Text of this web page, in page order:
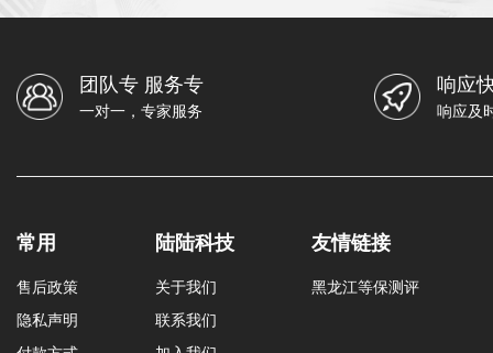
团队专 服务专
一对一，专家服务
响应
响应及
常用
售后政策
隐私声明
陆陆科技
关于我们
联系我们
友情链接
黑龙江等保测评